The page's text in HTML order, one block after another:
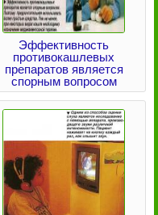
Эффективность
противокашлевых
препаратов является
спорным вопросом